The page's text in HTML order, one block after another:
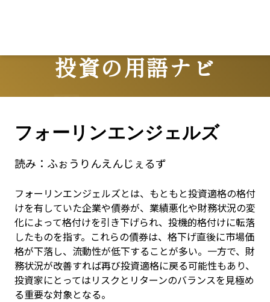
投資の用語ナビ
Terms
フォーリンエンジェルズ
読み： ふぉうりんえんじぇるず
フォーリンエンジェルズとは、もともと投資適格の格付
けを有していた企業や債券が、業績悪化や財務状況の変
化によって格付けを引き下げられ、投機的格付けに転落
したものを指す。これらの債券は、格下げ直後に市場価
格が下落し、流動性が低下することが多い。一方で、財
務状況が改善すれば再び投資適格に戻る可能性もあり、
投資家にとってはリスクとリターンのバランスを見極め
る重要な対象となる。